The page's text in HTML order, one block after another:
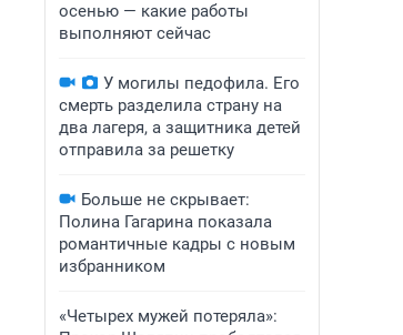
осенью — какие работы
выполняют сейчас
У могилы педофила. Его
смерть разделила страну на
два лагеря, а защитника детей
отправила за решетку
Больше не скрывает:
Полина Гагарина показала
романтичные кадры с новым
избранником
«Четырех мужей потеряла»: